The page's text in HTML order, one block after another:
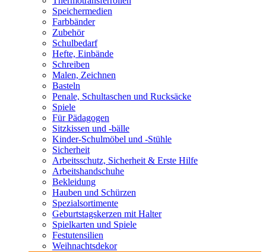
Speichermedien
Farbbänder
Zubehör
Schulbedarf
Hefte, Einbände
Schreiben
Malen, Zeichnen
Basteln
Penale, Schultaschen und Rucksäcke
Spiele
Für Pädagogen
Sitzkissen und -bälle
Kinder-Schulmöbel und -Stühle
Sicherheit
Arbeitsschutz, Sicherheit & Erste Hilfe
Arbeitshandschuhe
Bekleidung
Hauben und Schürzen
Spezialsortimente
Geburtstagskerzen mit Halter
Spielkarten und Spiele
Festutensilien
Weihnachtsdekor